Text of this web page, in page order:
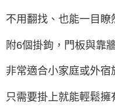
不用翻找、也能一目瞭
附6個掛鉤，門板與靠
非常適合小家庭或外宿
只需要掛上就能輕鬆擁